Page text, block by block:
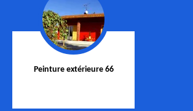
Peinture extérieure 66